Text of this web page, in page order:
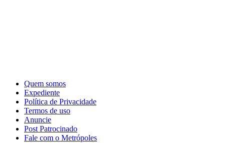
Quem somos
Expediente
Política de Privacidade
Termos de uso
Anuncie
Post Patrocinado
Fale com o Metrópoles